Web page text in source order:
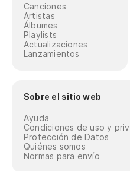
Canciones
Artistas
Álbumes
Playlists
Actualizaciones
Lanzamientos
Sobre el sitio web
Ayuda
Condiciones de uso y
Protección de Datos
Quiénes somos
Normas para envío